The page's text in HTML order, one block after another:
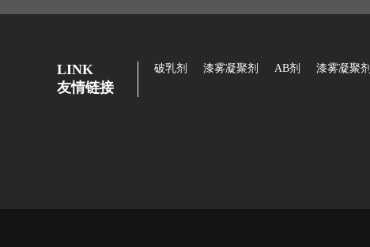
LINK
友情链接
破乳剂 漆雾凝聚剂 AB剂 漆雾凝聚剂